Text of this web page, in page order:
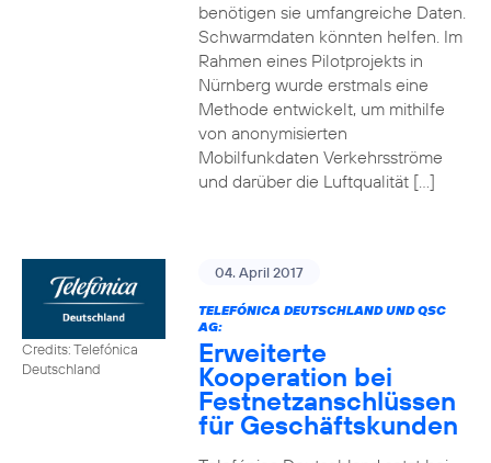
benötigen sie umfangreiche Daten.
Schwarmdaten könnten helfen. Im
Rahmen eines Pilotprojekts in
Nürnberg wurde erstmals eine
Methode entwickelt, um mithilfe
von anonymisierten
Mobilfunkdaten Verkehrsströme
und darüber die Luftqualität […]
Credits: Telefónica
Deutschland
04. April 2017
TELEFÓNICA DEUTSCHLAND UND QSC
AG:
Erweiterte
Kooperation bei
Festnetzanschlüssen
für Geschäftskunden